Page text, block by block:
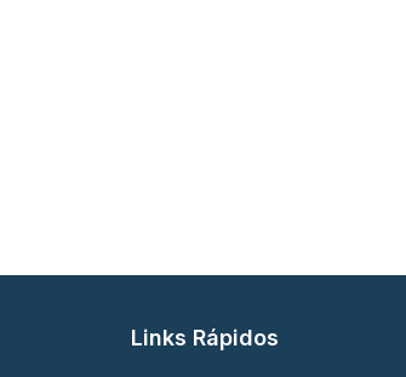
Links Rápidos